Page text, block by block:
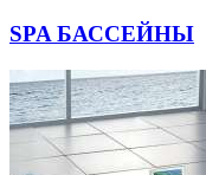
SPA БАССЕЙНЫ